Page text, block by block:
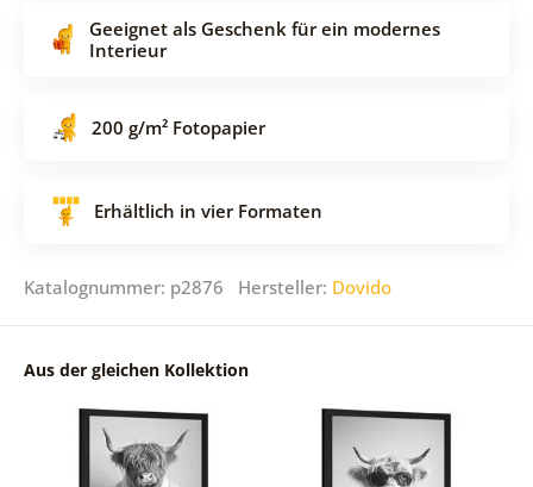
Geeignet als Geschenk für ein modernes
Interieur
200 g/m² Fotopapier
Erhältlich in vier Formaten
Katalognummer: p2876 Hersteller: Dovido
Aus der gleichen Kollektion